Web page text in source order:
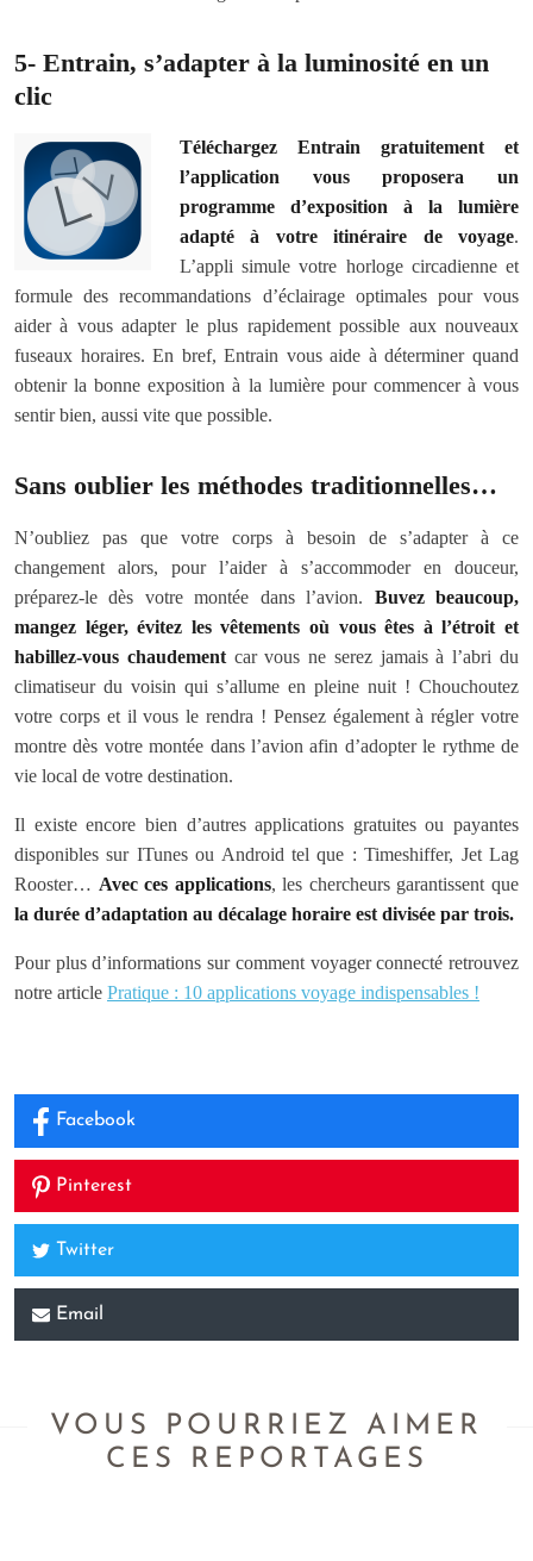
5- Entrain, s’adapter à la luminosité en un
clic
Téléchargez Entrain gratuitement et
l’application vous proposera un
programme d’exposition à la lumière
adapté à votre itinéraire de voyage.
L’appli simule votre horloge circadienne et
formule des recommandations d’éclairage optimales pour vous
aider à vous adapter le plus rapidement possible aux nouveaux
fuseaux horaires. En bref, Entrain vous aide à déterminer quand
obtenir la bonne exposition à la lumière pour commencer à vous
sentir bien, aussi vite que possible.
Sans oublier les méthodes traditionnelles…
N’oubliez pas que votre corps à besoin de s’adapter à ce
changement alors, pour l’aider à s’accommoder en douceur,
préparez-le dès votre montée dans l’avion. Buvez beaucoup,
mangez léger, évitez les vêtements où vous êtes à l’étroit et
habillez-vous chaudementcar vous ne serez jamais à l’abri du
climatiseur du voisin qui s’allume en pleine nuit ! Chouchoutez
votre corps et il vous le rendra ! Pensez également à régler votre
montre dès votre montée dans l’avion afin d’adopter le rythme de
vie local de votre destination.
Il existe encore bien d’autres applications gratuites ou payantes
disponibles sur ITunes ou Android tel que : Timeshiffer, Jet Lag
Rooster… Avec ces applications, les chercheurs garantissent que
la durée d’adaptation au décalage horaire est divisée par trois.
Pour plus d’informations sur comment voyager connecté retrouvez
notre article Pratique : 10 applications voyage indispensables !
Facebook
Pinterest
Twitter
Email
VOUS POURRIEZ AIMER
CES REPORTAGES